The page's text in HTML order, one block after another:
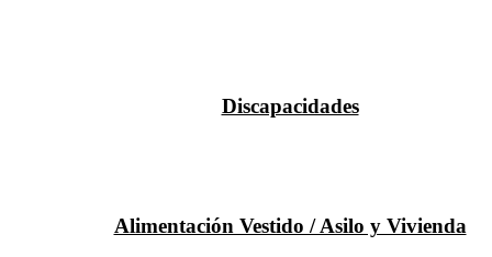
Discapacidades
Alimentación Vestido / Asilo y Vivienda